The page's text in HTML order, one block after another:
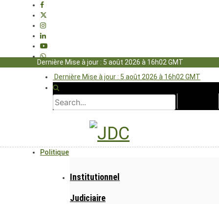
Dernière Mise à jour : 5 août 2026 à 16h02 GMT
Dernière Mise à jour : 5 août 2026 à 16h02 GMT
Politique
Institutionnel
Judiciaire